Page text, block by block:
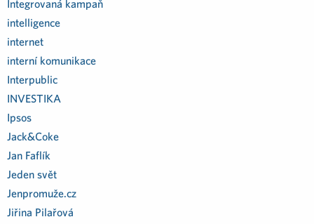
Integrovaná kampaň
intelligence
internet
interní komunikace
Interpublic
INVESTIKA
Ipsos
Jack&Coke
Jan Faflík
Jeden svět
Jenpromuže.cz
Jiřina Pilařová